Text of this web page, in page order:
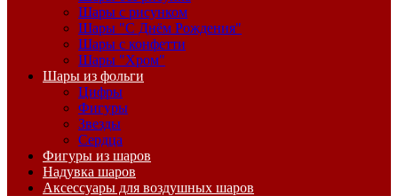
Шары с рисунком
Шары "С Днём Рождения"
Шары с конфетти
Шары "Хром"
Шары из фольги
Цифры
Фигуры
Звезды
Сердца
Фигуры из шаров
Надувка шаров
Аксессуары для воздушных шаров